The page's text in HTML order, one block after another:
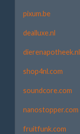
pixum.be
dealluxe.nl
dierenapotheek.nl
shop4nl.com
soundcore.com
nanostopper.com
fruitfunk.com